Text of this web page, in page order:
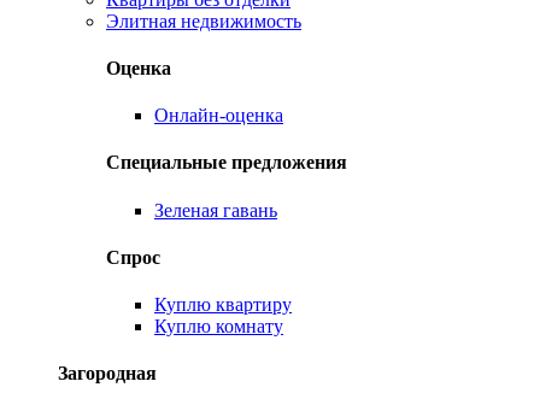
Элитная недвижимость
Оценка
Онлайн-оценка
Специальные предложения
Зеленая гавань
Спрос
Куплю квартиру
Куплю комнату
Загородная